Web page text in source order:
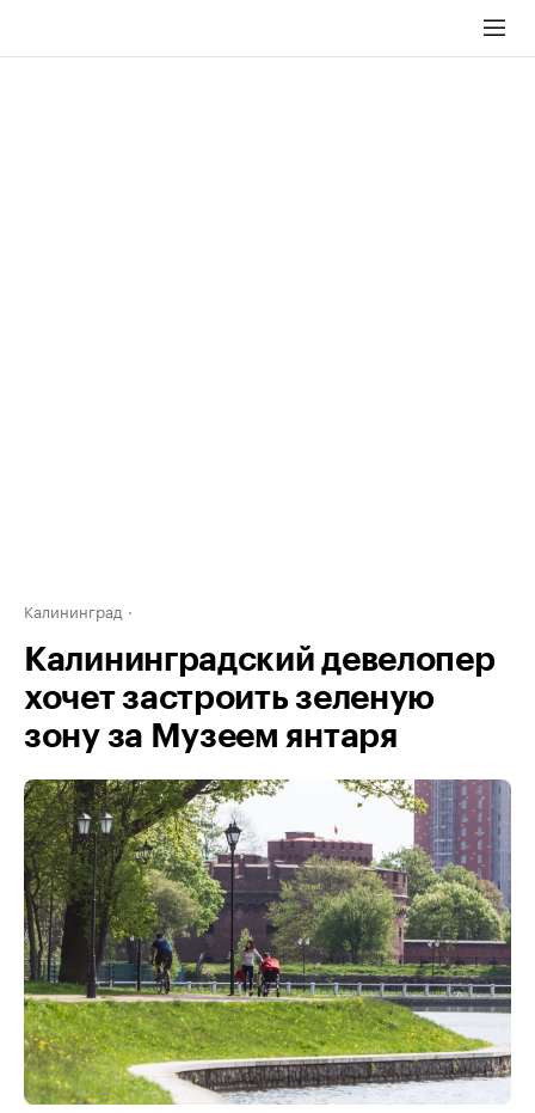
Калининград
Калининградский девелопер
хочет застроить зеленую
зону за Музеем янтаря